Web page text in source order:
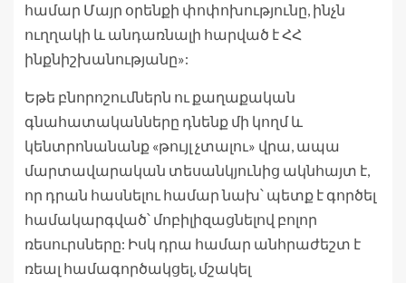
համար Մայր օրենքի փոփոխությունը, ինչն
ուղղակի և անդառնալի հարված է ՀՀ
ինքնիշխանությանը»:
Եթե բնորոշումներն ու քաղաքական
գնահատականները դնենք մի կողմ և
կենտրոնանանք «թույլ չտալու» վրա, ապա
մարտավարական տեսանկյունից ակնհայտ է,
որ դրան հասնելու համար նախ՝ պետք է գործել
համակարգված՝ մոբիլիզացնելով բոլոր
ռեսուրսները: Իսկ դրա համար անհրաժեշտ է
ռեալ համագործակցել, մշակել